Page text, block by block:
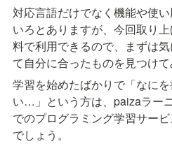
対応言語だけでなく機能や使
いろとありますが、今回取り
料で利用できるので、まずは
て自分に合ったものを見つけて
学習を始めたばかりで「なに
い…」という方は、paizaラー
でのプログラミング学習サー
でしょう。